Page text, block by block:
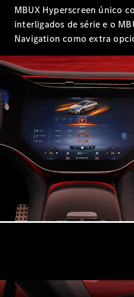
Todos os
Compactos
Classe A
Limousine
compacta
Classe B
Configurador
Showroom
Online
Coupé
Todos os
MBUX Hyperscreen único
interligados de série e o
Navigation como extra